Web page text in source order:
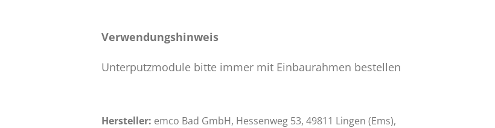
Verwendungshinweis
Unterputzmodule bitte immer mit Einbaurahmen bestellen
Hersteller: emco Bad GmbH, Hessenweg 53, 49811 Lingen (Ems),